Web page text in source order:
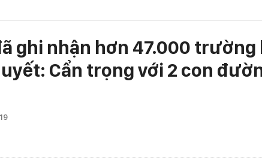
ghi nhận hơn 47.000 trường
Cẩn trọng với 2 con